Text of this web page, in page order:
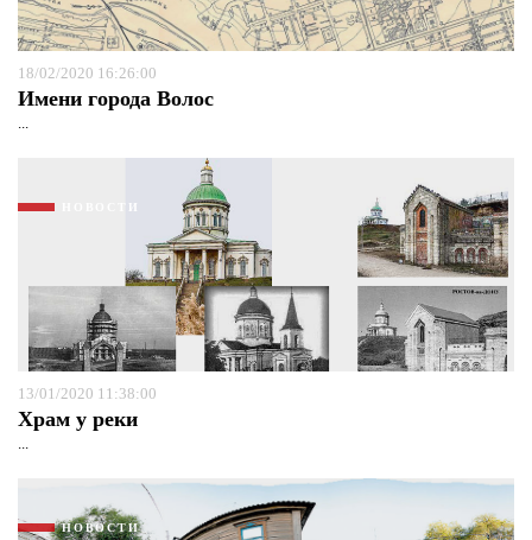
18/02/2020 16:26:00
Имени города Волос
...
НОВОСТИ
13/01/2020 11:38:00
Храм у реки
...
НОВОСТИ